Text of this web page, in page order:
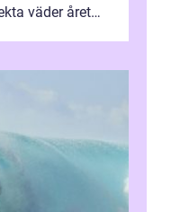
väder året